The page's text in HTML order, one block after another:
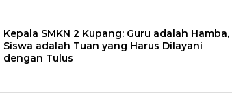
Kepala SMKN 2 Kupang: Guru adalah Hamba,
Siswa adalah Tuan yang Harus Dilayani
dengan Tulus